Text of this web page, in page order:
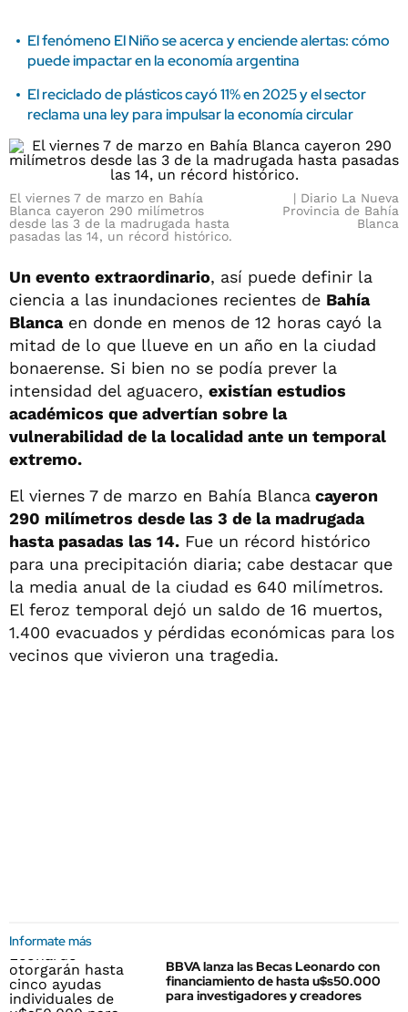
El fenómeno El Niño se acerca y enciende alertas: cómo
puede impactar en la economía argentina
El reciclado de plásticos cayó 11% en 2025 y el sector
reclama una ley para impulsar la economía circular
El viernes 7 de marzo en Bahía
Blanca cayeron 290 milímetros
desde las 3 de la madrugada hasta
pasadas las 14, un récord histórico.
Diario La Nueva
Provincia de Bahía
Blanca
Un evento extraordinario, así puede definir la
ciencia a las inundaciones recientes de Bahía
Blancaen donde en menos de 12 horas cayó la
mitad de lo que llueve en un año en la ciudad
bonaerense. Si bien no se podía prever la
intensidad del aguacero, existían estudios
académicos que advertían sobre la
vulnerabilidad de la localidad ante un temporal
extremo.
El viernes 7 de marzo en Bahía Blanca cayeron
290 milímetros desde las 3 de la madrugada
hasta pasadas las 14. Fue un récord histórico
para una precipitación diaria; cabe destacar que
la media anual de la ciudad es 640 milímetros.
El feroz temporal dejó un saldo de 16 muertos,
1.400 evacuados y pérdidas económicas para los
vecinos que vivieron una tragedia.
Informate más
BBVA lanza las Becas Leonardo con
financiamiento de hasta u$s50.000
para investigadores y creadores